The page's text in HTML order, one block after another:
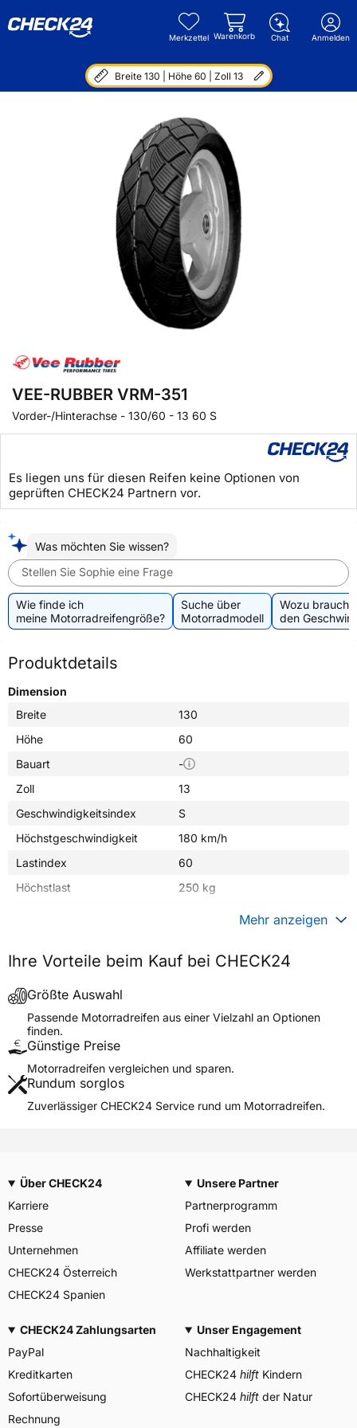
Merkzettel Warenkorb Chat Anmelden
Breite 130 | Höhe 60 | Zoll 13
VEE-RUBBER VRM-351
Vorder-/Hinterachse - 130/60 - 13 60 S
Es liegen uns für diesen Reifen keine Optionen von
geprüften CHECK24 Partnern vor.
Was möchten Sie wissen?
Stellen Sie Sophie eine Frage
Wie finde ich
meine Motorradreifengröße?
Suche über
Motorradmodell
Wozu
den
Produktdetails
Dimension
Breite
130
Höhe
60
Bauart
-
Zoll
13
Geschwindigkeitsindex
S
Höchstgeschwindigkeit
180 km/h
Lastindex
60
Höchstlast
250 kg
Fahrzeugtyp
Motorrad
Verwendung
Modellname
VRM-351
Reifenposition
Motorradtyp
Scooter
Weitere Eigenschaften
Allgemeine Produktsicherheit (GPSR)
Vee Rubber, Bangkok
Mehr anzeigen
Ihre Vorteile beim Kauf bei CHECK24
Größte Auswahl
Passende Motorradreifen aus einer Vielzahl an Optionen
finden.
Günstige Preise
Motorradreifen vergleichen und sparen.
Rundum sorglos
Zuverlässiger CHECK24 Service rund um Motorradreifen.
Über CHECK24
Karriere
Presse
Unternehmen
CHECK24 Österreich
CHECK24 Spanien
Unsere Partner
Partnerprogramm
Profi werden
Affiliate werden
Werkstattpartner werden
CHECK24 Zahlungsarten
PayPal
Kreditkarten
Sofortüberweisung
Rechnung
Unser Engagement
Nachhaltigkeit
CHECK24 hilft Kindern
CHECK24 hilft der Natur